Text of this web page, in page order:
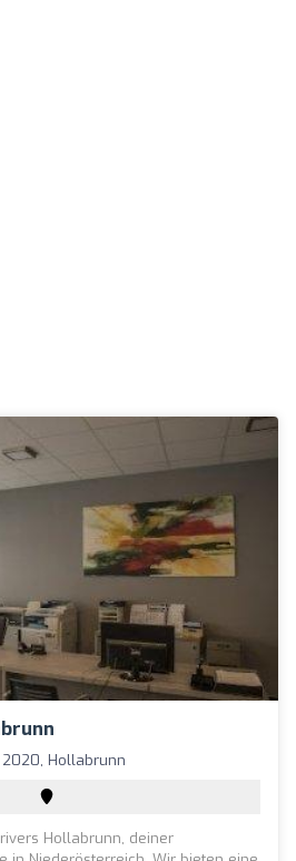
Hollabrunn
Hollabrunn, deiner